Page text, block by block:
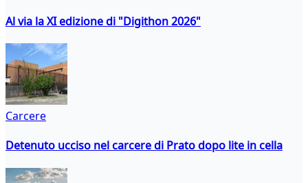
Al via la XI edizione di "Digithon 2026"
Carcere
Detenuto ucciso nel carcere di Prato dopo lite in cella